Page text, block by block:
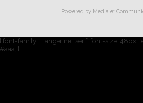
Powered by Media et
{ font-family: 'Tangerine', serif; font-size: 48px;
#aaa; }